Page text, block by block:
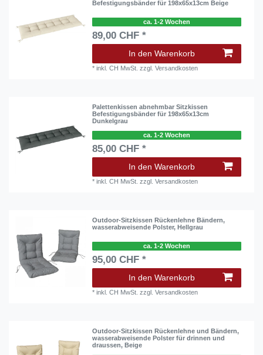
Befestigungsbänder für 198x65x13cm Beige
ca. 1-2 Wochen
89,00 CHF *
In den Warenkorb
*inkl. CH MwSt. zzgl.Versandkosten
Palettenkissen abnehmbar Sitzkissen
Befestigungsbänder für 198x65x13cm
Dunkelgrau
ca. 1-2 Wochen
85,00 CHF *
In den Warenkorb
*inkl. CH MwSt. zzgl.Versandkosten
Outdoor-Sitzkissen Rückenlehne Bändern,
wasserabweisende Polster, Hellgrau
ca. 1-2 Wochen
95,00 CHF *
In den Warenkorb
*inkl. CH MwSt. zzgl.Versandkosten
Outdoor-Sitzkissen Rückenlehne und Bändern,
wasserabweisende Polster für drinnen und
draussen, Beige